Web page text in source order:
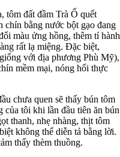
tôm đất đầm Trà Ổ quết
chín bằng nước bột gạo đang
màu ửng hồng, thêm tí hành
rất lạ miệng. Đặc biệt,
với địa phương Phù Mỹ),
mềm mại, nóng hổi thực
chưa quen sẽ thấy bún tôm
của tôi khi lần đầu tiên ăn bún
thanh, nhẹ nhàng, thịt tôm
không thể diễn tả bằng lời.
thấy thèm thuồng.